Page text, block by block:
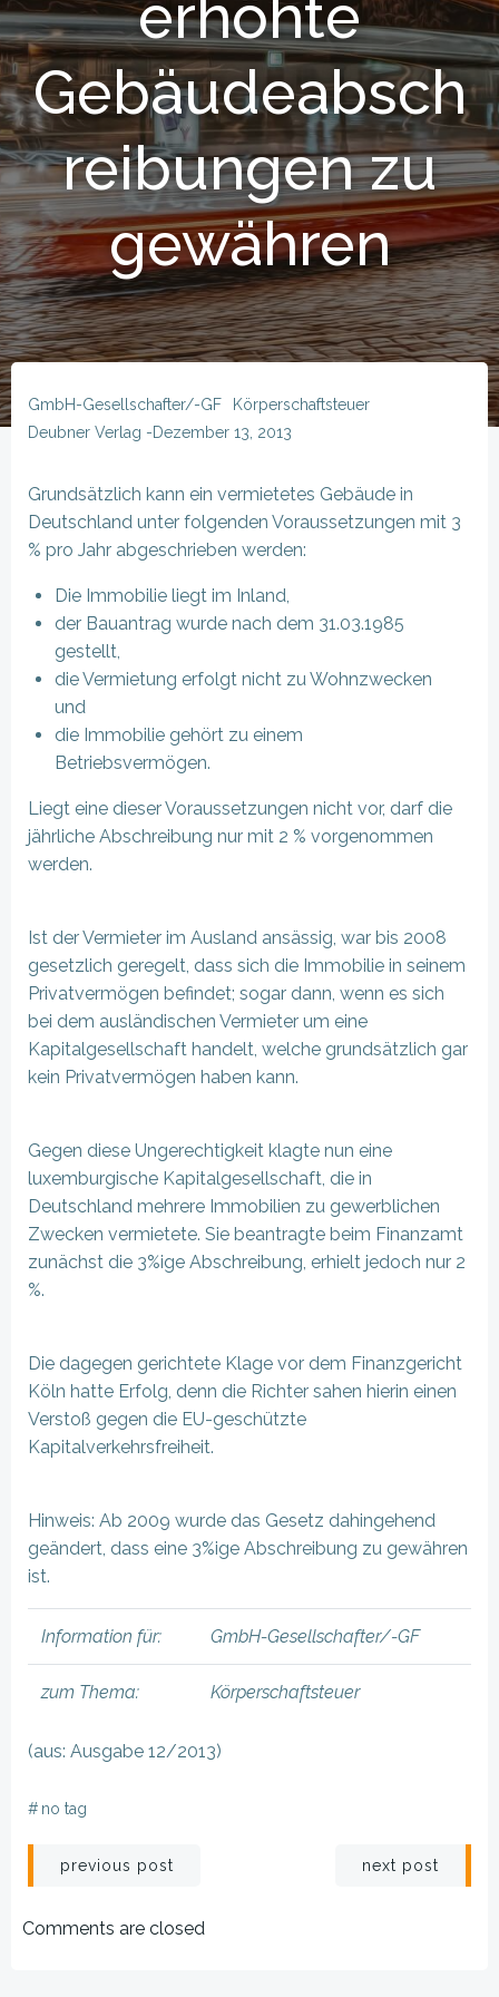
erhöhte
Gebäudeabsch
reibungen zu
gewähren
GmbH-Gesellschafter/-GF
Körperschaftsteuer
Deubner Verlag -Dezember 13, 2013
Grundsätzlich kann ein vermietetes Gebäude in
Deutschland unter folgenden Voraussetzungen mit 3
% pro Jahr abgeschrieben werden:
Die Immobilie liegt im Inland,
der Bauantrag wurde nach dem 31.03.1985
gestellt,
die Vermietung erfolgt nicht zu Wohnzwecken
und
die Immobilie gehört zu einem
Betriebsvermögen.
Liegt eine dieser Voraussetzungen nicht vor, darf die
jährliche Abschreibung nur mit 2 % vorgenommen
werden.
Ist der Vermieter im Ausland ansässig, war bis 2008
gesetzlich geregelt, dass sich die Immobilie in seinem
Privatvermögen befindet; sogar dann, wenn es sich
bei dem ausländischen Vermieter um eine
Kapitalgesellschaft handelt, welche grundsätzlich gar
kein Privatvermögen haben kann.
Gegen diese Ungerechtigkeit klagte nun eine
luxemburgische Kapitalgesellschaft, die in
Deutschland mehrere Immobilien zu gewerblichen
Zwecken vermietete. Sie beantragte beim Finanzamt
zunächst die 3%ige Abschreibung, erhielt jedoch nur 2
%.
Die dagegen gerichtete Klage vor dem Finanzgericht
Köln hatte Erfolg, denn die Richter sahen hierin einen
Verstoß gegen die EU-geschützte
Kapitalverkehrsfreiheit.
Hinweis: Ab 2009 wurde das Gesetz dahingehend
geändert, dass eine 3%ige Abschreibung zu gewähren
ist.
Information für: GmbH-Gesellschafter/-GF
zum Thema: Körperschaftsteuer
(aus: Ausgabe 12/2013)
# no tag
Beitragsnavigation
previous post next post
Comments are closed